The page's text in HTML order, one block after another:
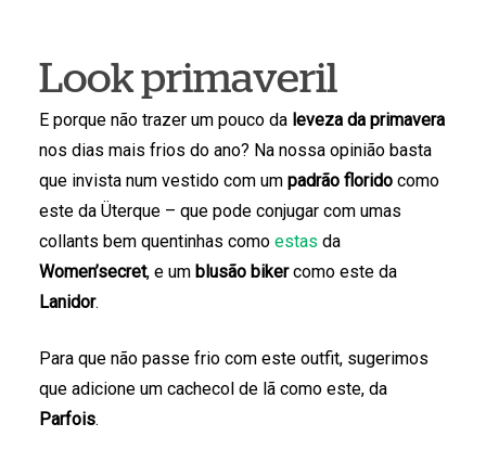
Look primaveril
E porque não trazer um pouco da leveza da primavera
nos dias mais frios do ano? Na nossa opinião basta
que invista num vestido com um padrão floridocomo
este da Üterque – que pode conjugar com umas
collants bem quentinhas como estas da
Women’secret, e um blusão bikercomo este da
Lanidor.
Para que não passe frio com este outfit, sugerimos
que adicione um cachecol de lã como este, da
Parfois.